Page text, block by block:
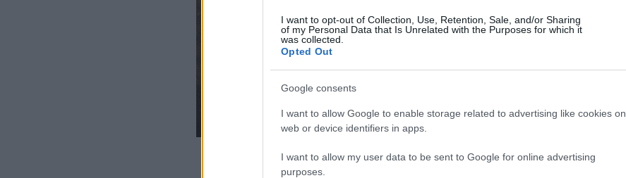
I want to opt-out of Collection, Use, Retention, Sale, and/or Sharing
of my Personal Data that Is Unrelated with the Purposes for which it
was collected.
Opted Out
Google consents
I want to allow Google to enable storage related to advertising like cookies on
web or device identifiers in apps.
I want to allow my user data to be sent to Google for online advertising
purposes.
Nadar (önarckép)